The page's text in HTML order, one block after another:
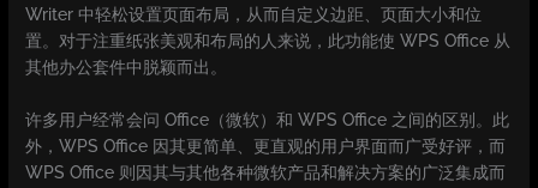
Writer 中轻松设置页面布局，从而自定义边距、页面大小和位
置。对于注重纸张美观和布局的人来说，此功能使 WPS Office 从
其他办公套件中脱颖而出。
许多用户经常会问 Office（微软）和 WPS Office 之间的区别。此
外，WPS Office 因其更简单、更直观的用户界面而广受好评，而
WPS Office 则因其与其他各种微软产品和解决方案的广泛集成而